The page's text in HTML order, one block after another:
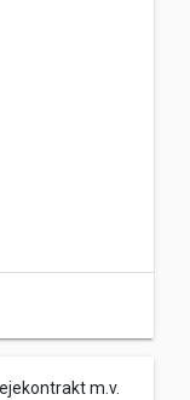
m.v.